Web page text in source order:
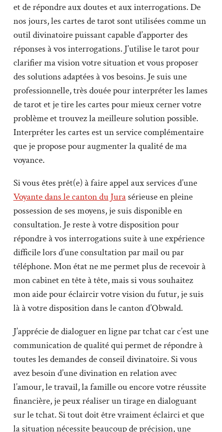
et de répondre aux doutes et aux interrogations. De
nos jours, les cartes de tarot sont utilisées comme un
outil divinatoire puissant capable d’apporter des
réponses à vos interrogations. J’utilise le tarot pour
clarifier ma vision votre situation et vous proposer
des solutions adaptées à vos besoins. Je suis une
professionnelle, très douée pour interpréter les lames
de tarot et je tire les cartes pour mieux cerner votre
problème et trouvez la meilleure solution possible.
Interpréter les cartes est un service complémentaire
que je propose pour augmenter la qualité de ma
voyance.
Si vous êtes prêt(e) à faire appel aux services d’une
Voyante dans le canton du Jurasérieuse en pleine
possession de ses moyens, je suis disponible en
consultation. Je reste à votre disposition pour
répondre à vos interrogations suite à une expérience
difficile lors d’une consultation par mail ou par
téléphone. Mon état ne me permet plus de recevoir à
mon cabinet en tête à tête, mais si vous souhaitez
mon aide pour éclaircir votre vision du futur, je suis
là à votre disposition dans le canton d’Obwald.
J’apprécie de dialoguer en ligne par tchat car c’est une
communication de qualité qui permet de répondre à
toutes les demandes de conseil divinatoire. Si vous
avez besoin d’une divination en relation avec
l’amour, le travail, la famille ou encore votre réussite
financière, je peux réaliser un tirage en dialoguant
sur le tchat. Si tout doit être vraiment éclairci et que
la situation nécessite beaucoup de précision, une